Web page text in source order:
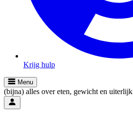
Krijg hulp
Menu
(bijna) alles over eten, gewicht en uiterlijk